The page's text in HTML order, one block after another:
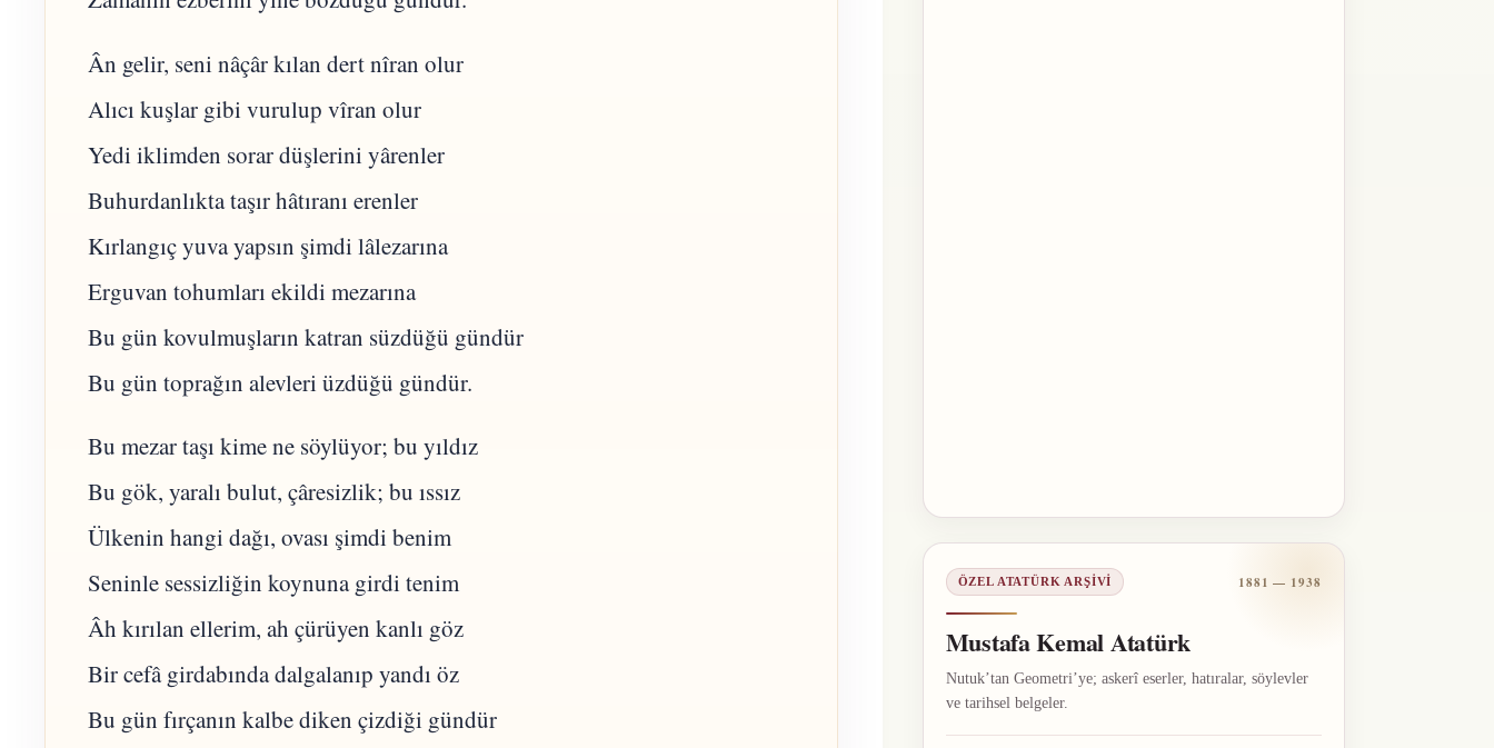
Ân gelir, seni nâçâr kılan dert nîran olur
Alıcı kuşlar gibi vurulup vîran olur
Yedi iklimden sorar düşlerini yârenler
Buhurdanlıkta taşır hâtıranı erenler
Kırlangıç yuva yapsın şimdi lâlezarına
Erguvan tohumları ekildi mezarına
Bu gün kovulmuşların katran süzdüğü gündür
Bu gün toprağın alevleri üzdüğü gündür.
Bu mezar taşı kime ne söylüyor; bu yıldız
Bu gök, yaralı bulut, çâresizlik; bu ıssız
Ülkenin hangi dağı, ovası şimdi benim
Seninle sessizliğin koynuna girdi tenim
Âh kırılan ellerim, ah çürüyen kanlı göz
Bir cefâ girdabında dalgalanıp yandı öz
Bu gün fırçanın kalbe diken çizdiği gündür
ÖZEL ATATÜRK ARŞIVI 1881 — 1938
Mustafa Kemal Atatürk
Nutuk’tan Geometri’ye; askerî eserler, hatıralar, söylevler
ve tarihsel belgeler.